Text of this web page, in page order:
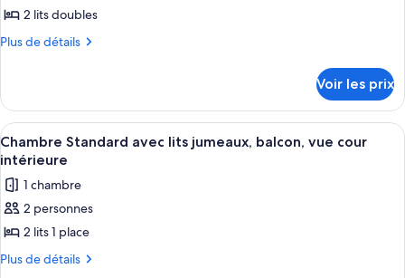
vue
mer
pour
ce
chambre :
Chambre
Double
Standard,
balcon,
vue
cour
intérieure
2 lits doubles
Plus de détails
Plus
le
type
de
chambre
Double
Standard,
balcon,
vue
cour
intérieure
Voir les prix
Afficher
toutes
les
photos
pour
ce
type
Une chambre d’hôtel avec deux lits,
2
Chambre Standard avec lits jumeaux, balcon, vue cour
intérieure
1 chambre
2 personnes
2 lits 1 place
Plus de détails
Plus